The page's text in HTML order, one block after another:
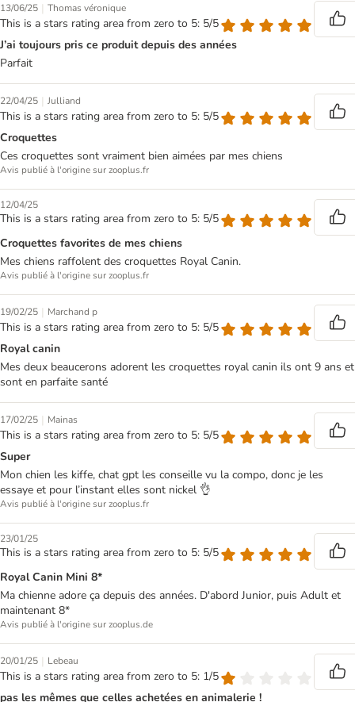
13/06/25 | Thomas véronique
This is a stars rating area from zero to 5: 5/5
J’ai toujours pris ce produit depuis des années
Parfait
22/04/25 | Julliand
This is a stars rating area from zero to 5: 5/5
Croquettes
Ces croquettes sont vraiment bien aimées par mes chiens
Avis publié à l'origine sur zooplus.fr
12/04/25
This is a stars rating area from zero to 5: 5/5
Croquettes favorites de mes chiens
Mes chiens raffolent des croquettes Royal Canin.
Avis publié à l'origine sur zooplus.fr
19/02/25 | Marchand p
This is a stars rating area from zero to 5: 5/5
Royal canin
Mes deux beaucerons adorent les croquettes royal canin ils ont 9 ans et
sont en parfaite santé
17/02/25 | Mainas
This is a stars rating area from zero to 5: 5/5
Super
Mon chien les kiffe, chat gpt les conseille vu la compo, donc je les
essaye et pour l’instant elles sont nickel 👌
Avis publié à l'origine sur zooplus.fr
23/01/25
This is a stars rating area from zero to 5: 5/5
Royal Canin Mini 8*
Ma chienne adore ça depuis des années. D'abord Junior, puis Adult et
maintenant 8*
Avis publié à l'origine sur zooplus.de
20/01/25 | Lebeau
This is a stars rating area from zero to 5: 1/5
pas les mêmes que celles achetées en animalerie !